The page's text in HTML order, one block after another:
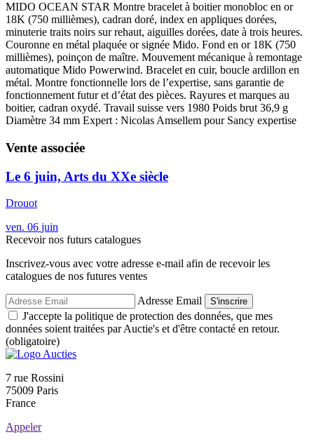
MIDO OCEAN STAR Montre bracelet à boitier monobloc en or
18K (750 millièmes), cadran doré, index en appliques dorées,
minuterie traits noirs sur rehaut, aiguilles dorées, date à trois heures.
Couronne en métal plaquée or signée Mido. Fond en or 18K (750
millièmes), poinçon de maître. Mouvement mécanique à remontage
automatique Mido Powerwind. Bracelet en cuir, boucle ardillon en
métal. Montre fonctionnelle lors de l’expertise, sans garantie de
fonctionnement futur et d’état des pièces. Rayures et marques au
boitier, cadran oxydé. Travail suisse vers 1980 Poids brut 36,9 g
Diamètre 34 mm Expert : Nicolas Amsellem pour Sancy expertise
Vente associée
Le 6 juin, Arts du XXe siècle
Drouot
ven. 06 juin
Recevoir nos futurs catalogues
Inscrivez-vous avec votre adresse e-mail afin de recevoir les
catalogues de nos futures ventes
Adresse Email S'inscrire
J'accepte la politique de protection des données, que mes
données soient traitées par Auctie's et d'être contacté en retour.
(obligatoire)
7 rue Rossini
75009 Paris
France
Appeler